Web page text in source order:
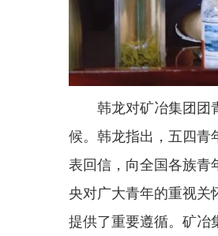
韩龙对矿冶集团团
候。韩龙指出，五四青
表回信，向全国各族青
央对广大青年的重视关
提供了重要遵循。矿冶